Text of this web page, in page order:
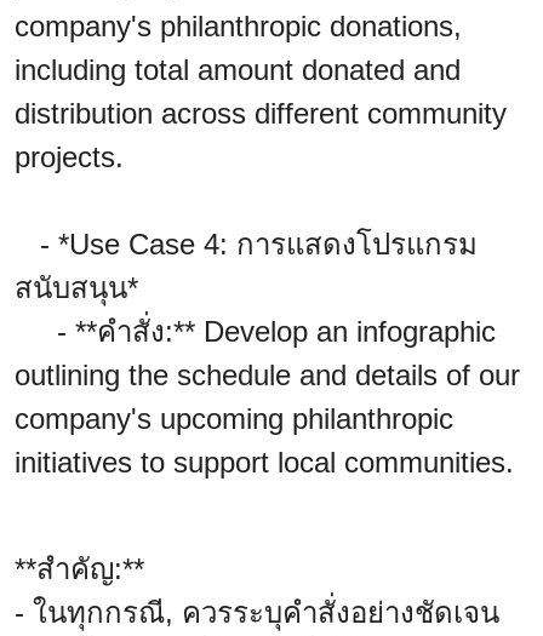
company's philanthropic donations,
including total amount donated and
distribution across different community
projects.
- *Use Case 4: การแสดงโปรแกรม
สนับสนุน*
- **คำสั่ง:** Develop an infographic
outlining the schedule and details of our
company's upcoming philanthropic
initiatives to support local communities.
**สำคัญ:**
- ในทุกกรณี, ควรระบุคำสั่งอย่างชัดเจน